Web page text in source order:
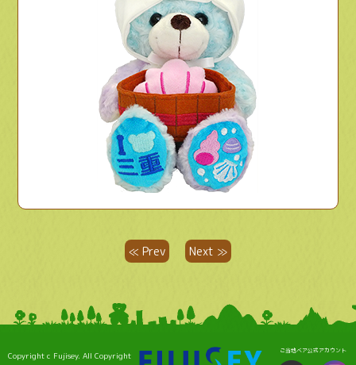
≪ Prev Next ≫
ご当地ベア公式アカウント
Copyright c Fujisey. All Copyright